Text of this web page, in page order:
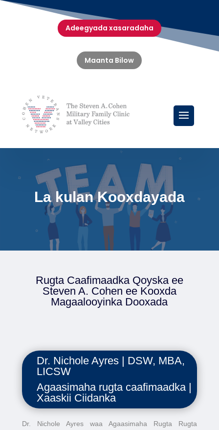
Adeegyada xasaradaha
Maanta Bilow
La kulan Kooxdayada
Rugta Caafimaadka Qoyska ee
Steven A. Cohen ee Kooxda
Magaalooyinka Dooxada
Dr. Nichole Ayres | DSW, MBA,
LICSW
Agaasimaha rugta caafimaadka |
Xaaskii Ciidanka
Dr. Nichole Ayres waa Agaasimaha Rugta Rugta